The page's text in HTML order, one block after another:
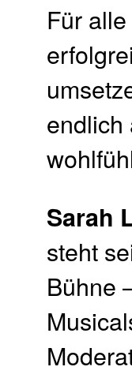
Für
endlich
Sarah
steht
Bühne